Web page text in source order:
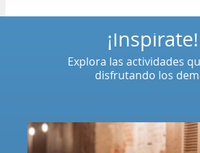
¡Inspírate!
Explora las actividades
disfrutando los